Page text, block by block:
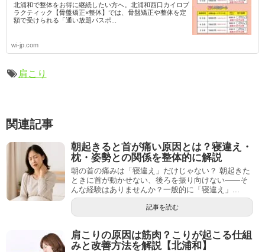
北浦和で整体をお得に継続したい方へ。北浦和西口カイロプ
ラクティック【骨盤矯正×整体】では、骨盤矯正や整体を定
額で受けられる「通い放題パスポ...
wi-jp.com
肩こり
関連記事
朝起きると首が痛い原因とは？寝違え・
枕・姿勢との関係を整体的に解説
朝の首の痛みは「寝違え」だけじゃない？ 朝起きた
ときに首が動かせない、後ろを振り向けない――そ
んな経験はありませんか？一般的に「寝違え」...
記事を読む
肩こりの原因は筋肉？こりが起こる仕組
みと改善方法を解説【北浦和】